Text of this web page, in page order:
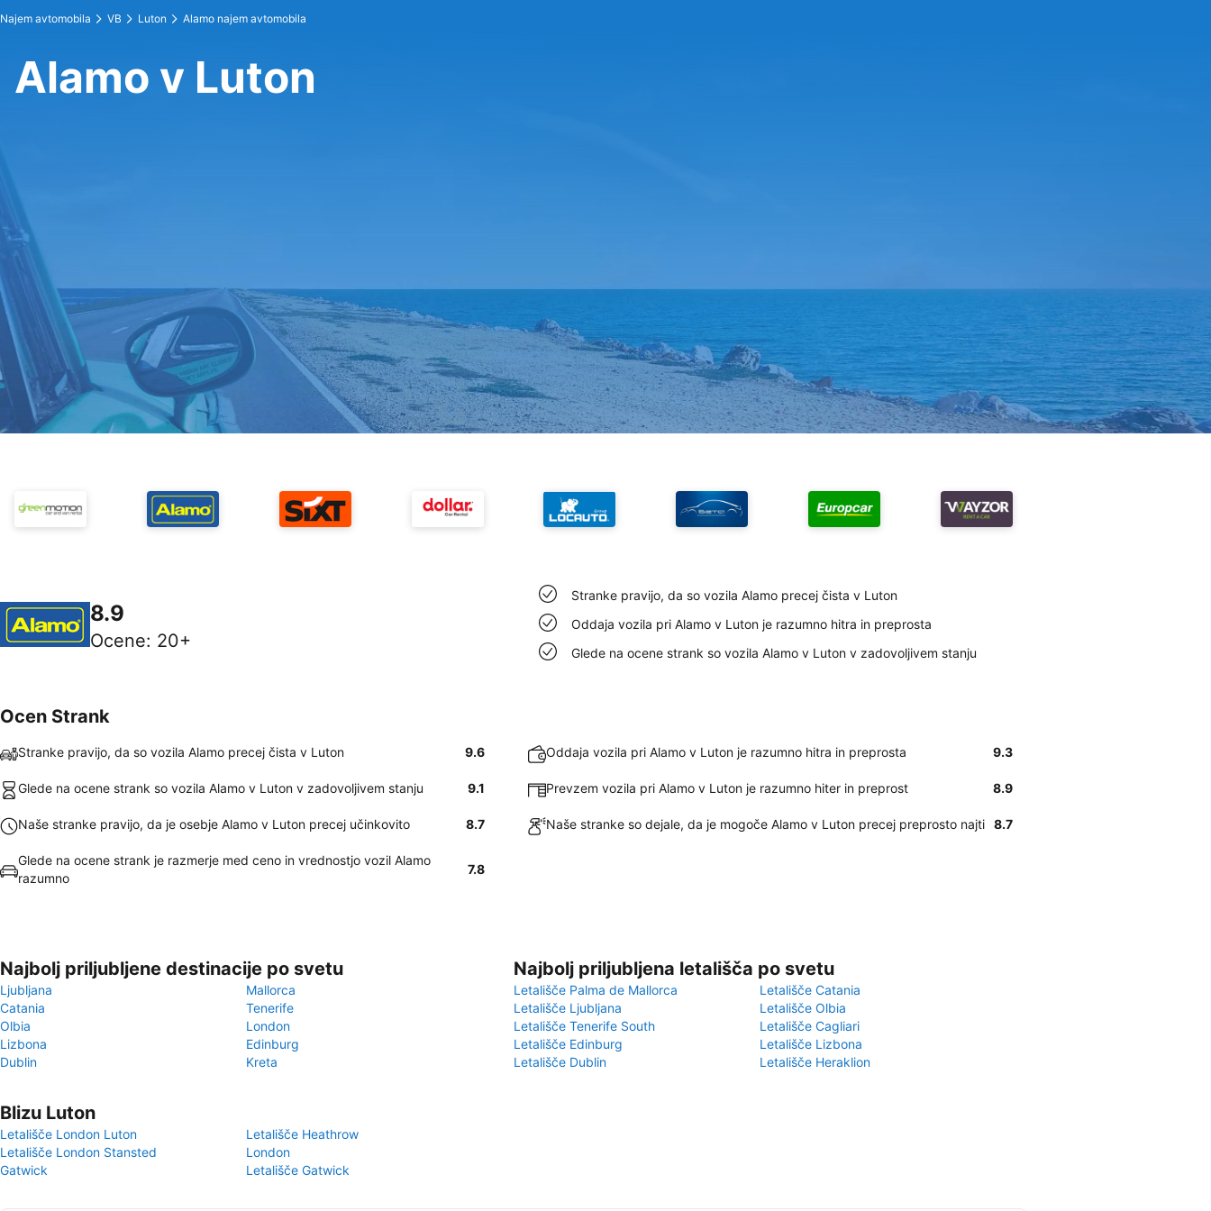
Najem avtomobila VB Luton Alamo najem avtomobila
Alamo v Luton
8.9
Ocene: 20+
Stranke pravijo, da so vozila Alamo precej čista v Luton
Oddaja vozila pri Alamo v Luton je razumno hitra in preprosta
Glede na ocene strank so vozila Alamo v Luton v zadovoljivem stanju
Ocen Strank
Stranke pravijo, da so vozila Alamo precej čista v Luton 9.6 Oddaja vozila pri Alamo v Luton je razumno hitra in preprosta 9.3
Glede na ocene strank so vozila Alamo v Luton v zadovoljivem stanju 9.1 Prevzem vozila pri Alamo v Luton je razumno hiter in preprost 8.9
Naše stranke pravijo, da je osebje Alamo v Luton precej učinkovito 8.7 Naše stranke so dejale, da je mogoče Alamo v Luton precej preprosto najti 8.7
Glede na ocene strank je razmerje med ceno in vrednostjo vozil Alamo
razumno
7.8
Najbolj priljubljene destinacije po svetu
Ljubljana
Mallorca
Catania
Tenerife
Olbia
London
Lizbona
Edinburg
Dublin
Kreta
Najbolj priljubljena letališča po svetu
Letališče Palma de Mallorca
Letališče Catania
Letališče Ljubljana
Letališče Olbia
Letališče Tenerife South
Letališče Cagliari
Letališče Edinburg
Letališče Lizbona
Letališče Dublin
Letališče Heraklion
Blizu Luton
Letališče London Luton
Letališče Heathrow
Letališče London Stansted
London
Gatwick
Letališče Gatwick